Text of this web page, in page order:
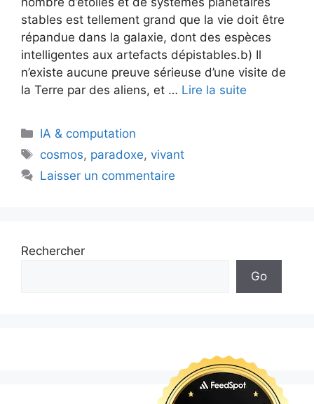
stables est tellement grand que la vie doit être
répandue dans la galaxie, dont des espèces
intelligentes aux artefacts dépistables.b) Il
n’existe aucune preuve sérieuse d’une visite de
la Terre par des aliens, et … Lire la suite
Catégories
IA & computation
Étiquettes
cosmos, paradoxe,vivant
Laisser un commentaire
Rechercher
Go